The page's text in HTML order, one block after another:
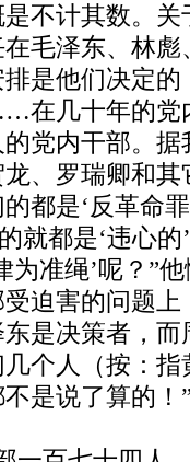
不计其数。
毛泽东、林
是他们决定
在几十年的党
党内干部。
、罗瑞卿和
都是‘反革命
就都是‘违心
准绳’呢？”
迫害的问题
是决策者，
个人（按：
是说了算的！